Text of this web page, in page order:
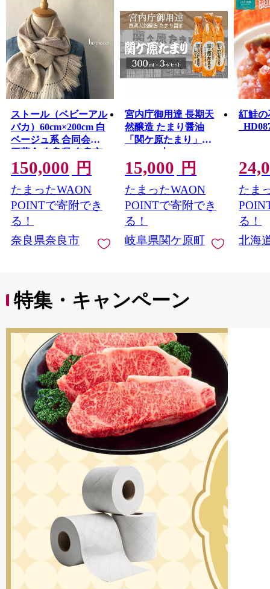
ストール（ベビーアル
パカ）60cm×200cm 白
ベージュ系 合同会社
工藝舎 奈良県 奈良市
なら 150-009
150,000 円
たまったWAON
POINTで寄附でき
る！
奈良県奈良市
宮内庁御用達 長期天
然醸造 たまり醤油
「関ケ原たまり」
300ml×3本
15,000 円
たまったWAON
POINTで寄附でき
る！
岐阜県関ケ原町
紅鮭の
たま
る！
北海
特集・キャンペーン